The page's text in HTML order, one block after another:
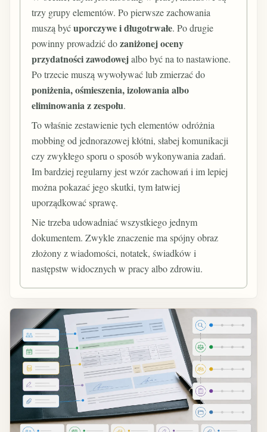
trzy grupy elementów. Po pierwsze zachowania
muszą byćuporczywe i długotrwałe. Po drugie
powinny prowadzić dozaniżonej oceny
przydatności zawodowejalbo być na to nastawione.
Po trzecie muszą wywoływać lub zmierzać do
poniżenia, ośmieszenia, izolowania albo
eliminowania z zespołu.
To właśnie zestawienie tych elementów odróżnia
mobbing od jednorazowej kłótni, słabej komunikacji
czy zwykłego sporu o sposób wykonywania zadań.
Im bardziej regularny jest wzór zachowań i im lepiej
można pokazać jego skutki, tym łatwiej
uporządkować sprawę.
Nie trzeba udowadniać wszystkiego jednym
dokumentem. Zwykle znaczenie ma spójny obraz
złożony z wiadomości, notatek, świadków i
następstw widocznych w pracy albo zdrowiu.